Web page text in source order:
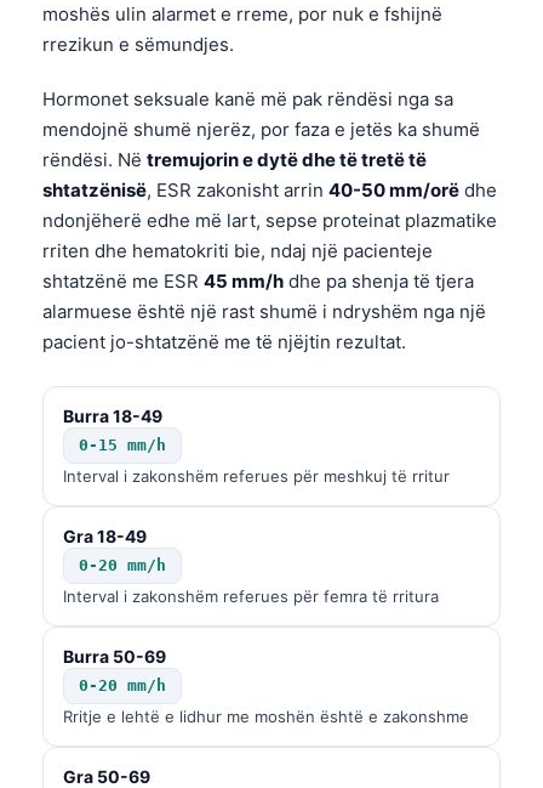
moshës ulin alarmet e rreme, por nuk e fshijnë
rrezikun e sëmundjes.
Hormonet seksuale kanë më pak rëndësi nga sa
mendojnë shumë njerëz, por faza e jetës ka shumë
rëndësi. Në tremujorin e dytë dhe të tretë të
shtatzënisë, ESR zakonisht arrin 40-50 mm/orë dhe
ndonjëherë edhe më lart, sepse proteinat plazmatike
rriten dhe hematokriti bie, ndaj një pacienteje
shtatzënë me ESR 45 mm/h dhe pa shenja të tjera
alarmuese është një rast shumë i ndryshëm nga një
pacient jo-shtatzënë me të njëjtin rezultat.
Burra 18-49
0-15 mm/h
Interval i zakonshëm referues për meshkuj të rritur
Gra 18-49
0-20 mm/h
Interval i zakonshëm referues për femra të rritura
Burra 50-69
0-20 mm/h
Rritje e lehtë e lidhur me moshën është e zakonshme
Gra 50-69